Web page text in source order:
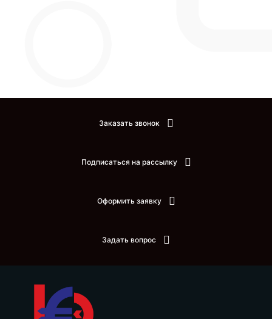
Заказать звонок
Подписаться на рассылку
Оформить заявку
Задать вопрос